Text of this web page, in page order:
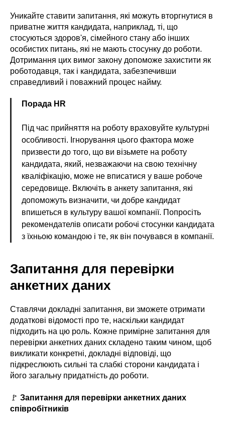
Уникайте ставити запитання, які можуть вторгнутися в
приватне життя кандидата, наприклад, ті, що
стосуються здоров'я, сімейного стану або інших
особистих питань, які не мають стосунку до роботи.
Дотримання цих вимог закону допоможе захистити як
роботодавця, так і кандидата, забезпечивши
справедливий і поважний процес найму.
Порада HR
Під час прийняття на роботу враховуйте культурні
особливості. Ігнорування цього фактора може
призвести до того, що ви візьмете на роботу
кандидата, який, незважаючи на свою технічну
кваліфікацію, може не вписатися у ваше робоче
середовище. Включіть в анкету запитання, які
допоможуть визначити, чи добре кандидат
впишеться в культуру вашої компанії. Попросіть
рекомендателів описати робочі стосунки кандидата
з їхньою командою і те, як він почувався в компанії.
Запитання для перевірки
анкетних даних
Ставлячи докладні запитання, ви зможете отримати
додаткові відомості про те, наскільки кандидат
підходить на цю роль. Кожне примірне запитання для
перевірки анкетних даних складено таким чином, щоб
викликати конкретні, докладні відповіді, що
підкреслюють сильні та слабкі сторони кандидата і
його загальну придатність до роботи.
🚩 Запитання для перевірки анкетних даних
співробітників